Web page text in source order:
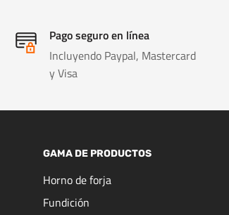
Pago seguro en línea
Incluyendo Paypal, Mastercard
y Visa
GAMA DE PRODUCTOS
Horno de forja
Fundición